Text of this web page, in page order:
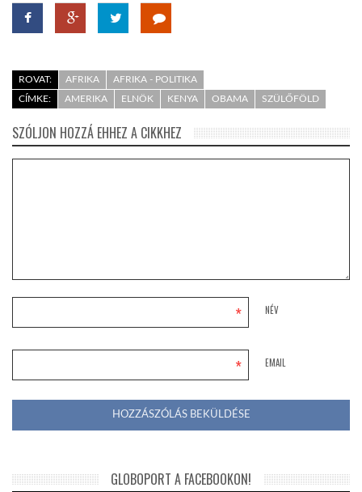
ROVAT: AFRIKA
AFRIKA - POLITIKA
CÍMKE:
AMERIKA ELNÖK KENYA OBAMA SZÜLŐFÖLD
SZÓLJON HOZZÁ EHHEZ A CIKKHEZ
NÉV
*
EMAIL
*
GLOBOPORT A FACEBOOKON!